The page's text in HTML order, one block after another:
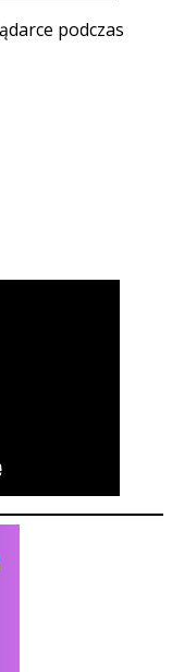
podczas